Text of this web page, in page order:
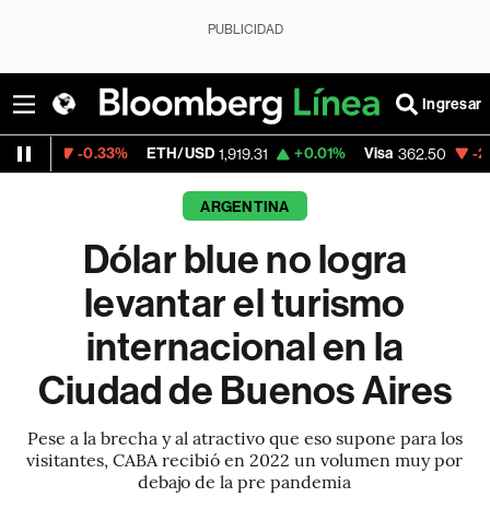
PUBLICIDAD
Ingresar
ETH/USD 1,919.31 +0.01% Visa 362.50 -2.15%
ARGENTINA
Dólar blue no logra
levantar el turismo
internacional en la
Ciudad de Buenos Aires
Pese a la brecha y al atractivo que eso supone para los
visitantes, CABA recibió en 2022 un volumen muy por
debajo de la pre pandemia